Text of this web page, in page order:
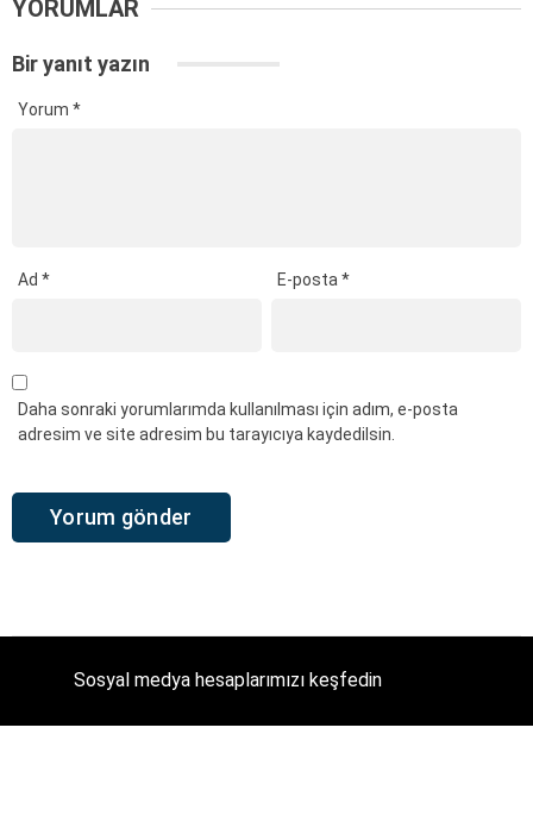
YORUMLAR
Bir yanıt yazın
Yorum *
Ad * E-posta*
Daha sonraki yorumlarımda kullanılması için adım, e-posta
adresim ve site adresim bu tarayıcıya kaydedilsin.
Sosyal medya hesaplarımızı keşfedin